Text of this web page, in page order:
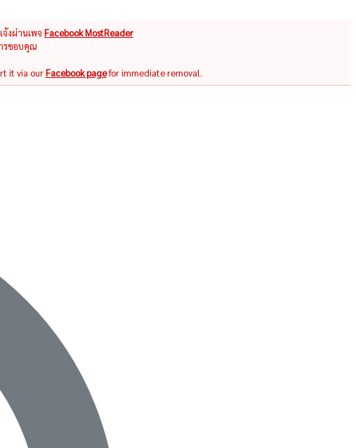
งผ่านเพจ Facebook MostReader
รขอบคุณ
it via ourFacebook pagefor immediate removal.